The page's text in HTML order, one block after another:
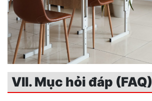
VII. Mục hỏi đáp (FAQ)